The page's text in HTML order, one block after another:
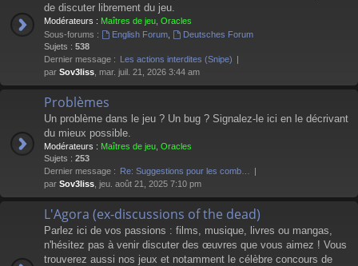
de discuter librement du jeu.
Modérateurs : Maîtres de jeu Oracles
Sous-forums :
English Forum,
Deutsches Forum
Sujets : 538
Dernier message : Les actions interdites (Snipe)
par Sov3liss , mar. juil. 21, 2026 3:44 am
Problèmes
Un problème dans le jeu ? Un bug ? Signalez-le ici en le décrivant
du mieux possible.
Modérateurs : Maîtres de jeu Oracles
Sujets : 253
Dernier message : Re: Suggestions pour les comb…
par Sov3liss , jeu. août 21, 2025 7:10 pm
L'Agora (ex-discussions of the dead)
Parlez ici de vos passions : films, musique, livres ou mangas,
n'hésitez pas à venir discuter des œuvres que vous aimez ! Vous
trouverez aussi nos jeux et notamment le célèbre concours de